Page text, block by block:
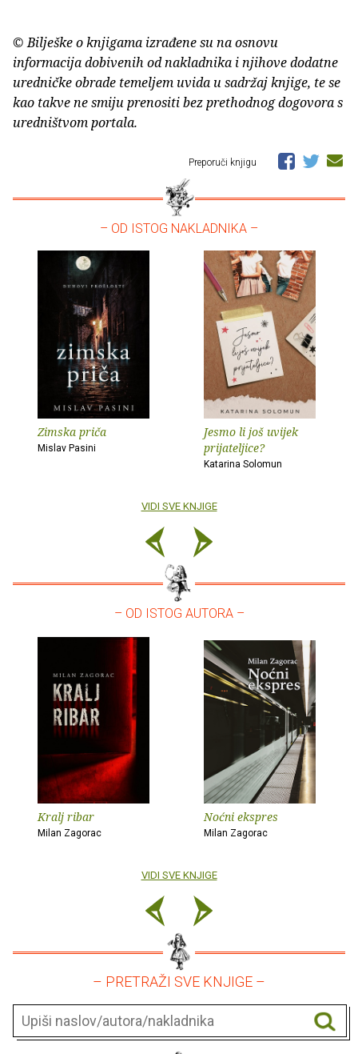
© Bilješke o knjigama izrađene su na osnovu
informacija dobivenih od nakladnika i njihove dodatne
uredničke obrade temeljem uvida u sadržaj knjige, te se
kao takve ne smiju prenositi bez prethodnog dogovora s
uredništvom portala.
Preporuči knjigu
– OD ISTOG NAKLADNIKA –
Zimska priča
Mislav Pasini
Jesmo li još uvijek
prijateljice?
Katarina Solomun
VIDI SVE KNJIGE
– OD ISTOG AUTORA –
Kralj ribar
Milan Zagorac
Noćni ekspres
Milan Zagorac
VIDI SVE KNJIGE
– PRETRAŽI SVE KNJIGE –